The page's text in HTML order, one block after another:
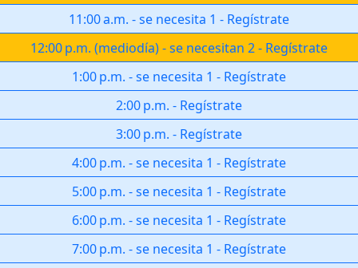
11:00 a.m. -se necesita 1 - Regístrate
12:00 p.m. (mediodía)-se necesitan 2- Regístrate
1:00 p.m. -se necesita 1 - Regístrate
2:00 p.m. - Regístrate
3:00 p.m. - Regístrate
4:00 p.m. -se necesita 1 - Regístrate
5:00 p.m. -se necesita 1 - Regístrate
6:00 p.m. -se necesita 1 - Regístrate
7:00 p.m. -se necesita 1 - Regístrate